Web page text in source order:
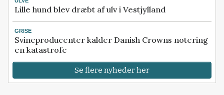
Lille hund blev dræbt af ulv i Vestjylland
GRISE
Svineproducenter kalder Danish Crowns notering
en katastrofe
Se flere nyheder her